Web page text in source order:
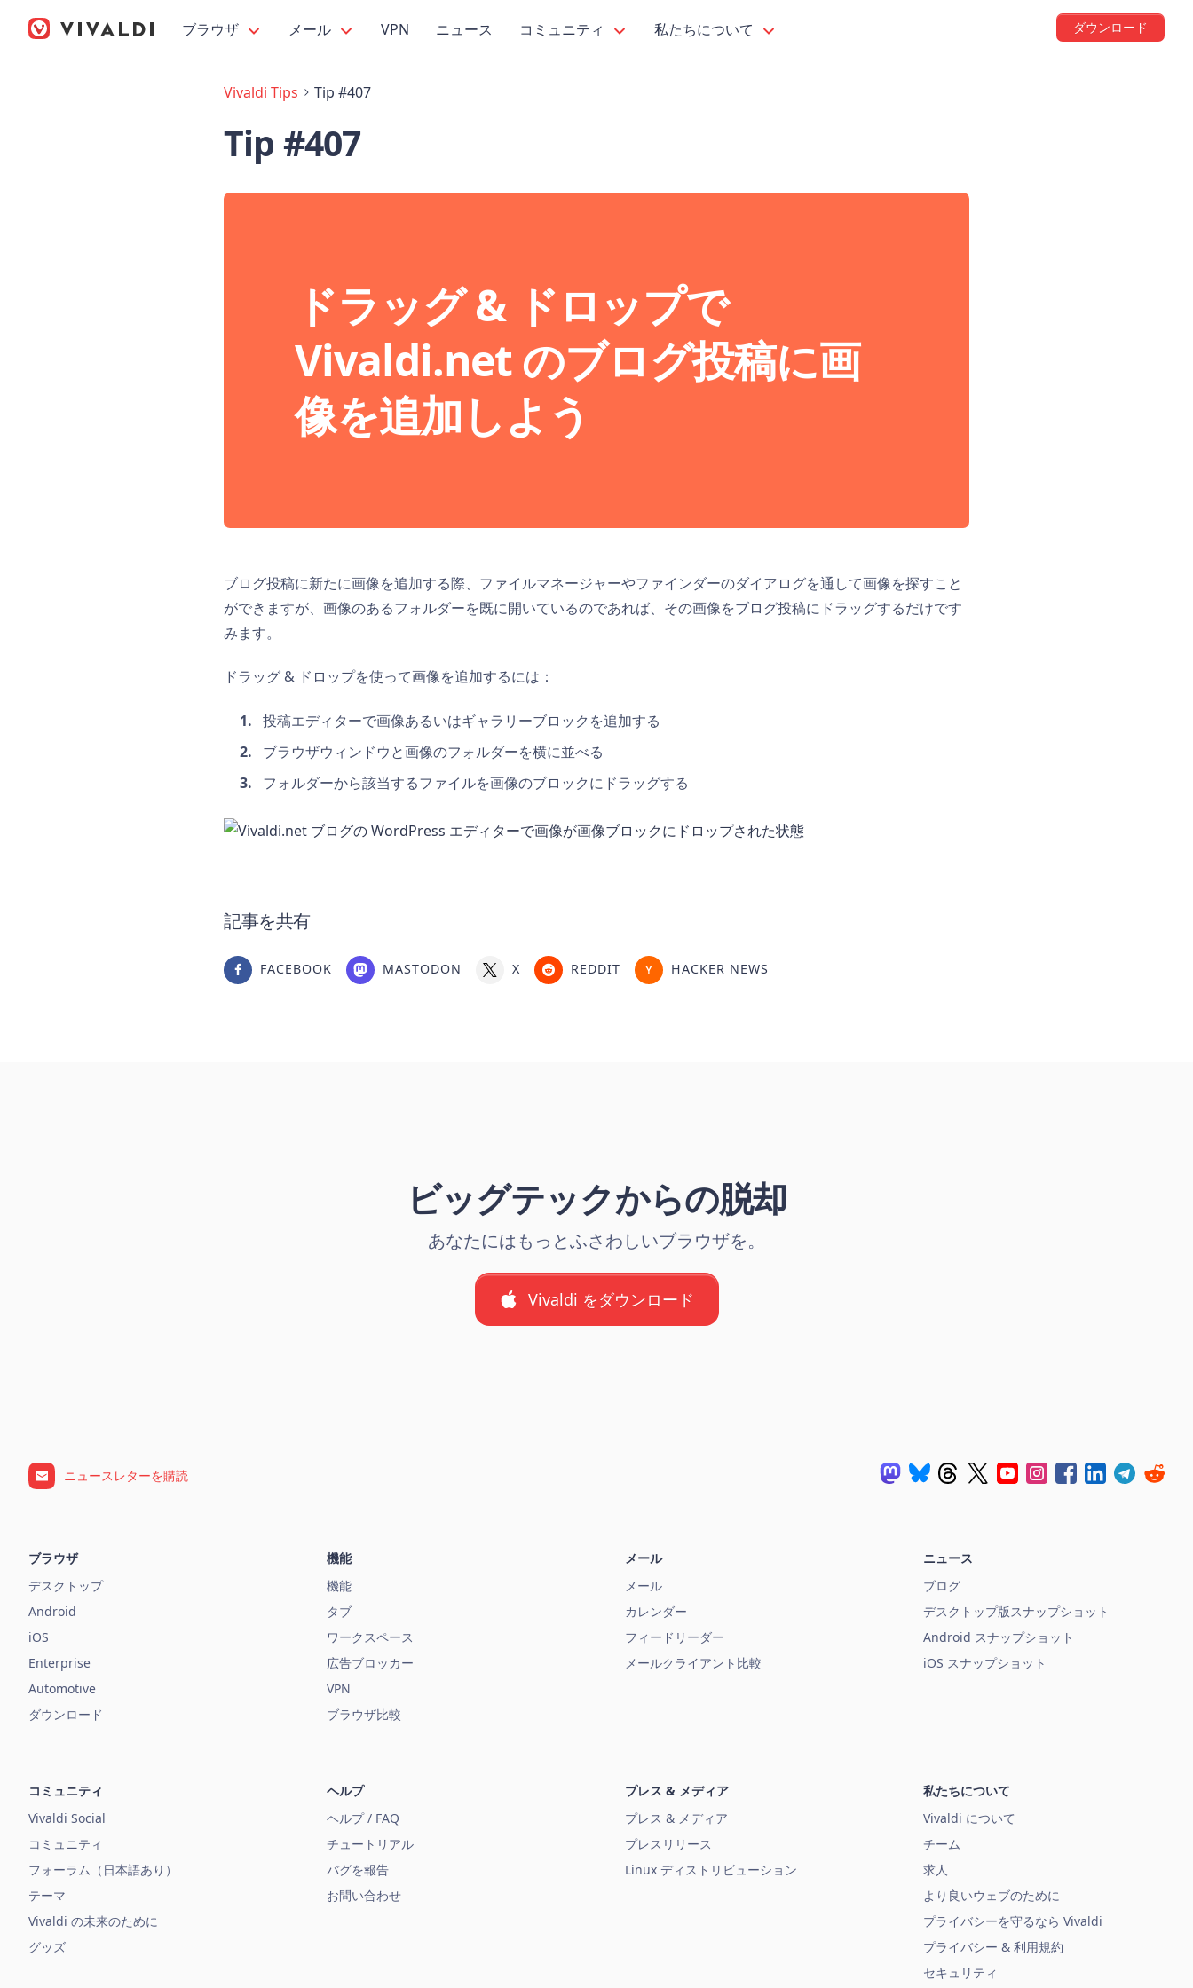
ブラウザ メール VPN ニュース コミュニティ 私たちについて ダウンロード
Vivaldi Tips Tip #407
Tip #407
ドラッグ & ドロップで
Vivaldi.net のブログ投稿に画
像を追加しよう
ブログ投稿に新たに画像を追加する際、ファイルマネージャーやファインダーのダイアログを通して画像を探すこと
ができますが、画像のあるフォルダーを既に開いているのであれば、その画像をブログ投稿にドラッグするだけです
みます。
ドラッグ & ドロップを使って画像を追加するには：
投稿エディターで画像あるいはギャラリーブロックを追加する
ブラウザウィンドウと画像のフォルダーを横に並べる
フォルダーから該当するファイルを画像のブロックにドラッグする
記事を共有
FACEBOOK MASTODON X REDDIT HACKER NEWS
ビッグテックからの脱却
あなたにはもっとふさわしいブラウザを。
Vivaldi をダウンロード
ニュースレターを購読
ブラウザ
デスクトップ
Android
iOS
Enterprise
Automotive
ダウンロード
機能
機能
タブ
ワークスペース
広告ブロッカー
VPN
ブラウザ比較
メール
メール
カレンダー
フィードリーダー
メールクライアント比較
ニュース
ブログ
デスクトップ版スナップショット
Android スナップショット
iOS スナップショット
コミュニティ
Vivaldi Social
コミュニティ
フォーラム（日本語あり）
テーマ
Vivaldi の未来のために
グッズ
ヘルプ
ヘルプ / FAQ
チュートリアル
バグを報告
お問い合わせ
プレス & メディア
プレス & メディア
プレスリリース
Linux ディストリビューション
私たちについて
Vivaldi について
チーム
求人
より良いウェブのために
プライバシーを守るなら Vivaldi
プライバシー & 利用規約
セキュリティ